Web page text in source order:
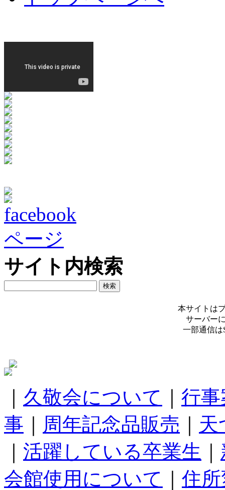
サイト内検索
本サイトは
サーバー
一部通信は
久敬会について
行
事
周年記念品販売
天
活躍している卒業生
会館使用について
住